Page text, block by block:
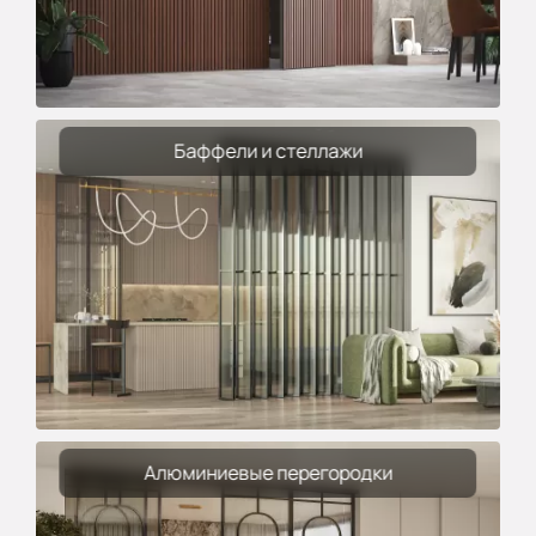
Баффели и стеллажи
Алюминиевые перегородки